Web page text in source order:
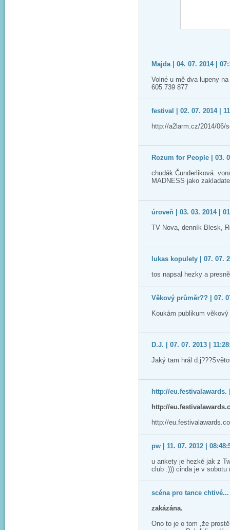
Majda | 04. 07. 2014 |
Volné u mě dva lupeny
605 739 877
festival | 02. 07. 2014 |
http://a2larm.cz/2014/06/
Rozum for People | 03.
chudák Čunderliková.
MADNESS jako
úroveň | 03. 03. 2014 |
TV Nova, denník Blesk,
lukas kopulety | 07. 07.
tos napsal hezky a presně
Věkový průměr?? | 07.
Koukám publikum
D.J. | 07. 07. 2013 |
Jaký tam hrál
http://eu.festivalawards.
http://
http://
pw | 11. 07. 2012 |
u ankety je hezké jak z
club :))) cinda je v sobotu
scéna pro tance chtivé...
zakázána.
Ono to je o tom ,že